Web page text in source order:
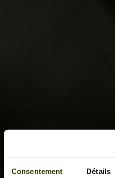
Consentement Détails